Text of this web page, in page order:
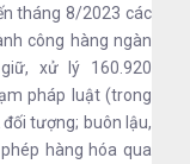
tháng 8/2023 các
công hàng ngàn
xử lý 160.920
pháp luật (trong
tượng; buôn lậu,
hàng hóa qua